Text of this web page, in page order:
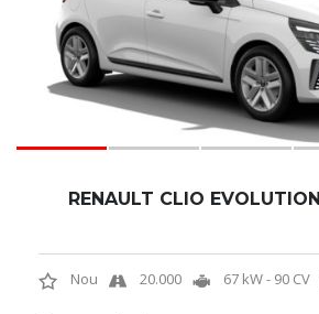
RENAULT CLIO EVOLUTION
Nou 20.000 67 kW - 90 CV